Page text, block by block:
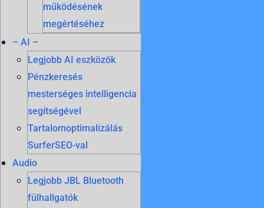
működésének
megértéséhez
– AI –
Legjobb AI eszközök
Pénzkeresés
mesterséges intelligencia
segítségével
Tartalomoptimalizálás
SurferSEO-val
Audio
Legjobb JBL Bluetooth
fülhallgatók